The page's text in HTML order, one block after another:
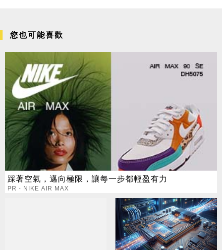
您也可能喜歡
踩著空氣，邁向極限，讓每一步都輕盈有力
PR・NIKE AIR MAX